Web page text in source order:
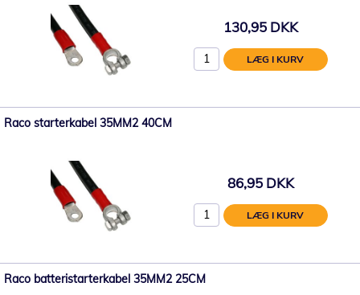
130,95 DKK
LÆG I KURV
Raco starterkabel 35MM2 40CM
86,95 DKK
LÆG I KURV
Raco batteristarterkabel 35MM2 25CM